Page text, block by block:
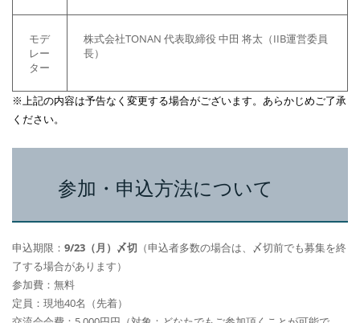
モデ
レー
ター
株式会社TONAN 代表取締役 中田 将太（IIB運営委員
長）
※上記の内容は予告なく変更する場合がございます。あらかじめご了承
ください。
参加・申込方法について
申込期限： 9/23（月）〆切 （申込者多数の場合は、〆切前でも募集を終
了する場合があります）
参加費：無料
定員：現地40名（先着）